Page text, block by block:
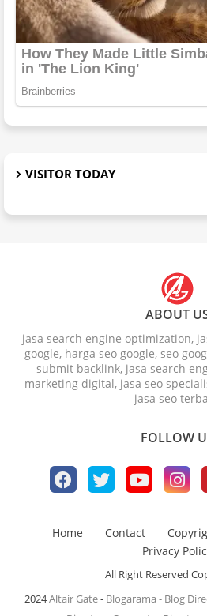
VISITOR TODAY
ABOUT
jasa search engine optimization,
google, harga seo google, seo
submit backlink, jasa search
marketing digital, jasa seo
jasa seo
FOLLOW
Home Contact
Privacy
All Right Reserved
2024Altair Gate- Blogarama - Blog